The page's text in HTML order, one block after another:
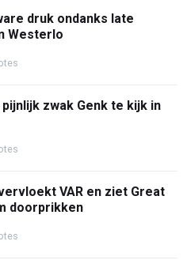
druk ondanks late
Westerlo
zwak Genk te kijk in
VAR en ziet Great
doorprikken